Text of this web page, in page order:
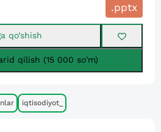
.pptx
qo’shish
qilish (15 000 so'm)
iqtisodiyot_